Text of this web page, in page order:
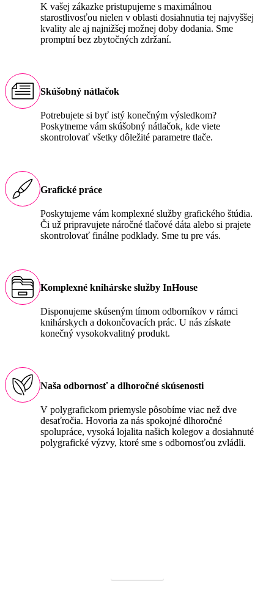
K vašej zákazke pristupujeme s maximálnou
starostlivosťou nielen v oblasti dosiahnutia tej najvyššej
kvality ale aj najnižšej možnej doby dodania. Sme
promptní bez zbytočných zdržaní.
Skúšobný nátlačok
Potrebujete si byť istý konečným výsledkom?
Poskytneme vám skúšobný nátlačok, kde viete
skontrolovať všetky dôležité parametre tlače.
Grafické práce
Poskytujeme vám komplexné služby grafického štúdia.
Či už pripravujete náročné tlačové dáta alebo si prajete
skontrolovať finálne podklady. Sme tu pre vás.
Komplexné knihárske služby InHouse
Disponujeme skúseným tímom odborníkov v rámci
knihárskych a dokončovacích prác. U nás získate
konečný vysokokvalitný produkt.
Naša odbornosť a dlhoročné skúsenosti
V polygrafickom priemysle pôsobíme viac než dve
desaťročia. Hovoria za nás spokojné dlhoročné
spolupráce, vysoká lojalita našich kolegov a dosiahnuté
polygrafické výzvy, ktoré sme s odbornosťou zvládli.